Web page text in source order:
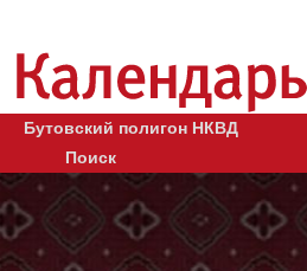
Бутовский полигон НКВД
Поиск